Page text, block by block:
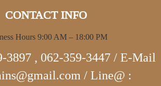
CONTACT INFO
Hours 9:00 AM – 18:00 PM
3897 , 062-359-3447 / E-Mail
/ Line@ :